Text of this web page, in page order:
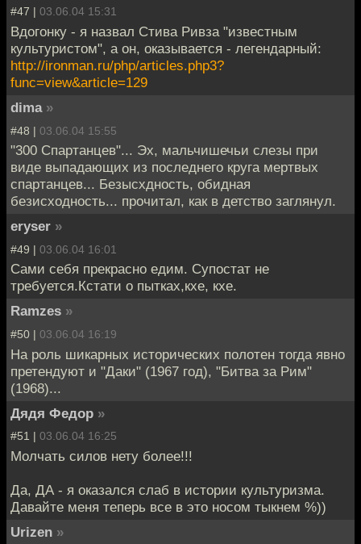
#47 | 03.06.04 15:31
Вдогонку - я назвал Стива Ривза "известным
культуристом", а он, оказывается - легендарный:
http://ironman.ru/php/articles.php3?
func=view&article=129
dima »
#48 | 03.06.04 15:55
"300 Спартанцев"... Эх, мальчишечьи слезы при
виде выпадающих из последнего круга мертвых
спартанцев... Безысхдность, обидная
безисходность... прочитал, как в детство заглянул.
eryser »
#49 | 03.06.04 16:01
Сами себя прекрасно едим. Супостат не
требуется.Кстати о пытках,кхе, кхе.
Ramzes »
#50 | 03.06.04 16:19
На роль шикарных исторических полотен тогда явно
претендуют и "Даки" (1967 год), "Битва за Рим"
(1968)...
Дядя Федор »
#51 | 03.06.04 16:25
Молчать силов нету более!!!
Да, ДА - я оказался слаб в истории культуризма.
Давайте меня теперь все в это носом тыкнем %))
Urizen »